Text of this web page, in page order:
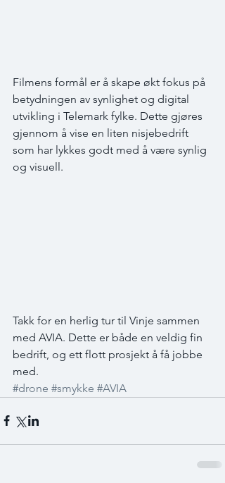
Filmens formål er å skape økt fokus på
betydningen av synlighet og digital
utvikling i Telemark fylke. Dette gjøres
gjennom å vise en liten nisjebedrift
som har lykkes godt med å være synlig
og visuell.
Takk for en herlig tur til Vinje sammen
med AVIA. Dette er både en veldig fin
bedrift, og ett flott prosjekt å få jobbe
med.
#drone #smykke #AVIA